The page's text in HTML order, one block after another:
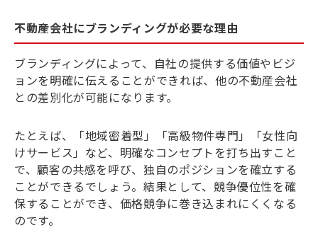
不動産会社にブランディングが必要な理由
ブランディングによって、自社の提供する価値やビジ
ョンを明確に伝えることができれば、他の不動産会社
との差別化が可能になります。
たとえば、「地域密着型」「高級物件専門」「女性向
けサービス」など、明確なコンセプトを打ち出すこと
で、顧客の共感を呼び、独自のポジションを確立する
ことができるでしょう。結果として、競争優位性を確
保することができ、価格競争に巻き込まれにくくなる
のです。